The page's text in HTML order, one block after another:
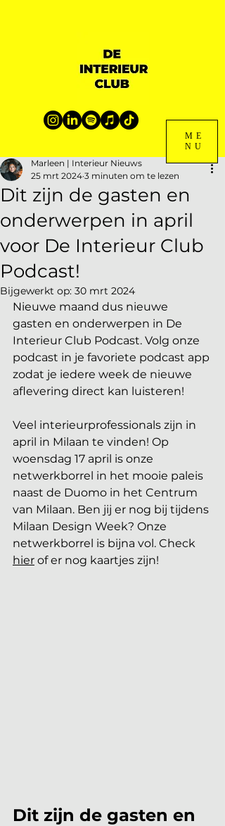
ME
NU
Dit zijn de gasten en
onderwerpen in april
voor De Interieur Club
Podcast!
Marleen | Interieur Nieuws
25 mrt 2024 3 minuten om te lezen
Bijgewerkt op: 30 mrt 2024
Nieuwe maand dus nieuwe
gasten en onderwerpen in De
Interieur Club Podcast. Volg onze
podcast in je favoriete podcast app
zodat je iedere week de nieuwe
aflevering direct kan luisteren!
Veel interieurprofessionals zijn in
april in Milaan te vinden! Op
woensdag 17 april is onze
netwerkborrel in het mooie paleis
naast de Duomo in het Centrum
van Milaan. Ben jij er nog bij tijdens
Milaan Design Week? Onze
netwerkborrel is bijna vol. Check
hier of er nog kaartjes zijn!
Dit zijn de gasten en